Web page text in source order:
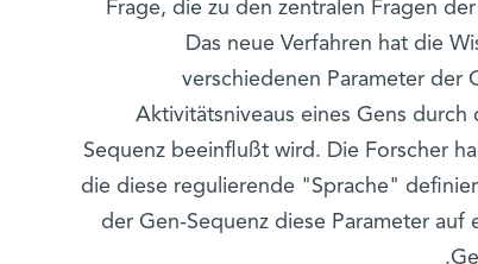
Frage, die zu den zentralen Fragen
Das neue Verfahren hat die
verschiedenen Parameter der
Aktivitätsniveaus eines Gens
Sequenz beeinflußt wird. Die Forscher
die diese regulierende "Sprache"
der Gen-Sequenz diese Parameter